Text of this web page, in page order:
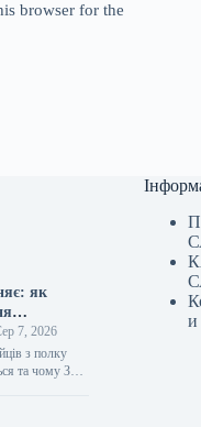
browser for the
як
фронт
7, 2026
з полку
та чому З
и